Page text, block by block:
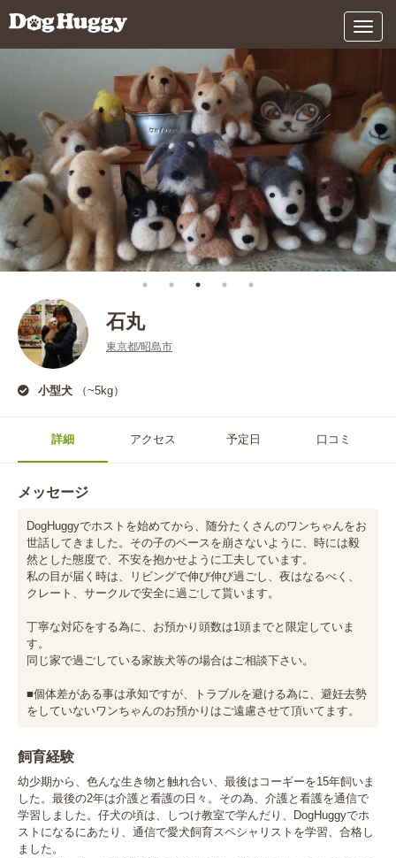
メ
ニ
石丸
東京都/昭島市
小型犬 （~5kg）
詳細 アクセス 予定日 口コミ
メッセージ
DogHuggyでホストを始めてから、随分たくさんのワンちゃんをお
世話してきました。その子のペースを崩さないように、時には毅
然とした態度で、不安を抱かせように工夫しています。
私の目が届く時は、リビングで伸び伸び過ごし、夜はなるべく、
クレート、サークルで安全に過ごして貰います。
丁寧な対応をする為に、お預かり頭数は1頭までと限定していま
す。
同じ家で過ごしている家族犬等の場合はご相談下さい。
■個体差がある事は承知ですが、トラブルを避ける為に、避妊去勢
をしていないワンちゃんのお預かりはご遠慮させて頂いてます。
飼育経験
幼少期から、色んな生き物と触れ合い、最後はコーギーを15年飼いま
した。最後の2年は介護と看護の日々。その為、介護と看護を通信で
学習しました。仔犬の頃は、しつけ教室で学んだり、DogHuggyでホ
ストになるにあたり、通信で愛犬飼育スペシャリストを学習、合格し
ました。